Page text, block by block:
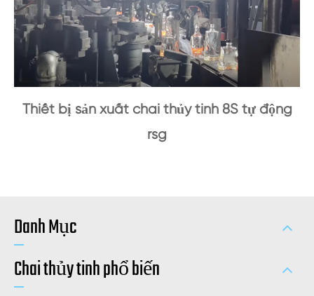
Thiết bị sản xuất chai thủy tinh 8S tự động
rsg
Danh Mục
Chai thủy tinh phổ biến